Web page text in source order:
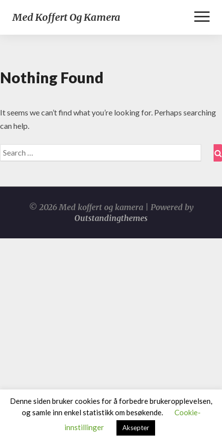
Med Koffert Og Kamera
Nothing
Found
Nothing Found
It seems we can’t find what you’re looking for. Perhaps searching
can help.
Search
for:
© 2026 Med koffert og kamera | Powered by
Outstandingthemes
Denne siden bruker cookies for å forbedre brukeropplevelsen,
og samle inn enkel statistikk om besøkende.
Cookie-
innstillinger
Aksepter